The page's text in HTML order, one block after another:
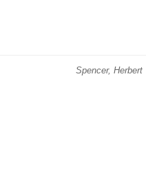
Spencer, Herbert